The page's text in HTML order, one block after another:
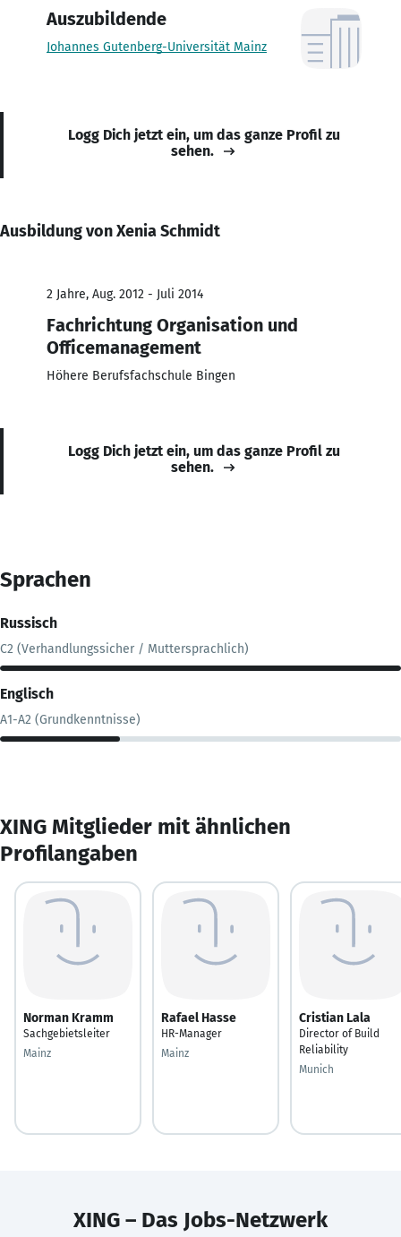
Auszubildende
Johannes Gutenberg-Universität Mainz
Logg Dich jetzt ein, um das ganze Profil zu
sehen.
Ausbildung von Xenia Schmidt
2 Jahre, Aug. 2012 - Juli 2014
Fachrichtung Organisation und
Officemanagement
Höhere Berufsfachschule Bingen
Logg Dich jetzt ein, um das ganze Profil zu
sehen.
Sprachen
Russisch
C2 (Verhandlungssicher / Muttersprachlich)
Englisch
A1-A2 (Grundkenntnisse)
XING Mitglieder mit ähnlichen
Profilangaben
Norman Kramm
Sachgebietsleiter
Mainz
Rafael Hasse
HR-Manager
Mainz
Cristian Lala
Director of Build
Reliability
Munich
XING – Das Jobs-Netzwerk